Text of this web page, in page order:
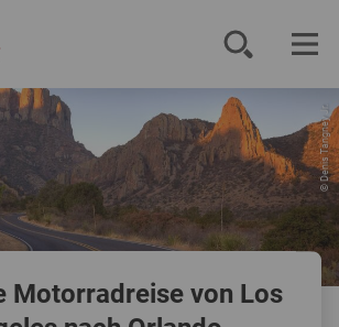
© Denis Tangney Jr.
Motorradreise von Los